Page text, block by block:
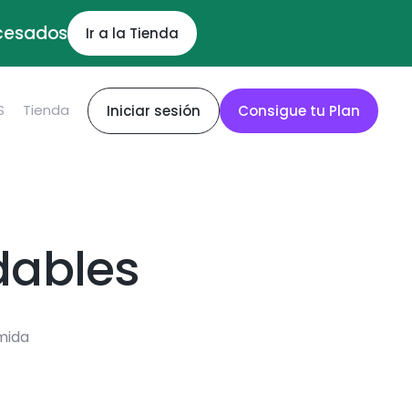
Ir a la Tienda
Tienda Iniciar sesión Consigue tu Plan